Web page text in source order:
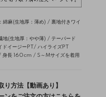
綿麻(生地厚：薄め) / 裏地付きワイ
地(生地厚：やや薄) / テーパード
ドイージーPT/ ハイライズPT
長 160cm / S～Mサイズを着用
り方法【動画あり】